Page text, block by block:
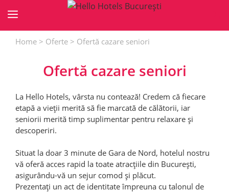
Home > Oferte > Ofertă cazare seniori
Ofertă cazare seniori
La Hello Hotels, vârsta nu contează! Credem că fiecare
etapă a vieții merită să fie marcată de călătorii, iar
seniorii merită timp suplimentar pentru relaxare și
descoperiri.
Situat la doar 3 minute de Gara de Nord, hotelul nostru
vă oferă acces rapid la toate atracțiile din București,
asigurându-vă un sejur comod și plăcut.
Prezentați un act de identitate împreuna cu talonul de